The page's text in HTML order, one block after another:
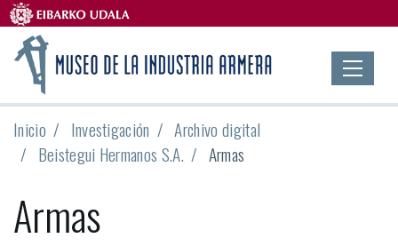
Inicio Investigación
Archivo digital
Beistegui Hermanos S.A.
Armas
Armas